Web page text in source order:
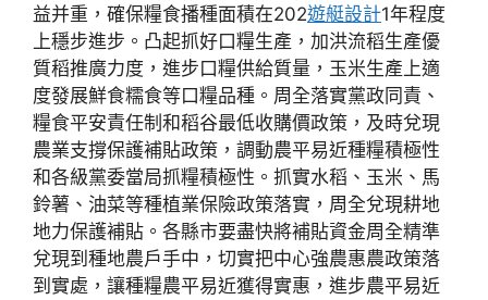
益并重，確保糧食播種面積在202遊艇設計1年程度
上穩步進步。凸起抓好口糧生產，加洪流稻生產優
質稻推廣力度，進步口糧供給質量，玉米生產上適
度發展鮮食糯食等口糧品種。周全落實黨政同責、
糧食平安責任制和稻谷最低收購價政策，及時兌現
農業支撐保護補貼政策，調動農平易近種糧積極性
和各級黨委當局抓糧積極性。抓實水稻、玉米、馬
鈴薯、油菜等種植業保險政策落實，周全兌現耕地
地力保護補貼。各縣市要盡快將補貼資金周全精準
兌現到種地農戶手中，切實把中心強農惠農政策落
到實處，讓種糧農平易近獲得實惠，進步農平易近